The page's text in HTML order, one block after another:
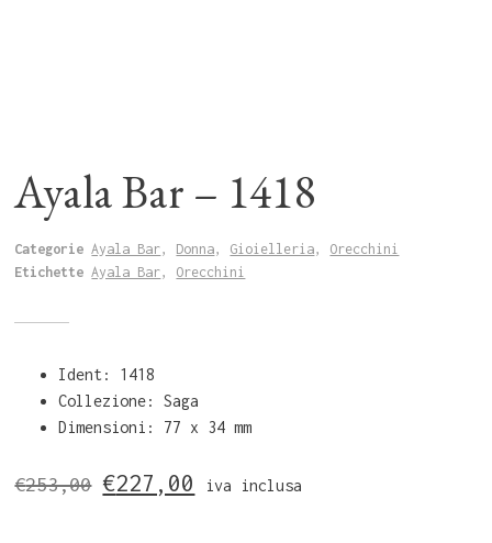
Ayala Bar – 1418
Categorie Ayala Bar, Donna, Gioielleria, Orecchini
Etichette Ayala Bar, Orecchini
Ident: 1418
Collezione: Saga
Dimensioni: 77 x 34 mm
€253,00 €227,00 iva inclusa